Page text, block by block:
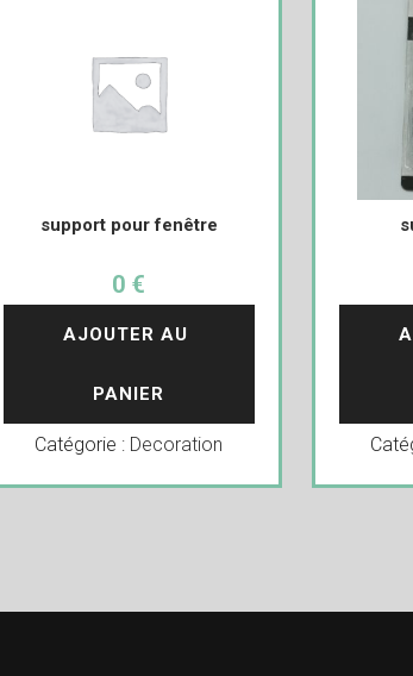
support pour fenêtre
0 €
AJOUTER AU
PANIER
Catégorie : Decoration